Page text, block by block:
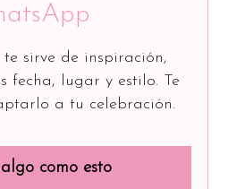
sirve de inspiración,
fecha, lugar y estilo. Te
a tu celebración.
como esto